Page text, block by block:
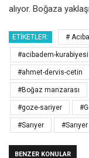
alıyor. Boğaza
ETIKETLER: #
#acibadem-kurabiyesi
#ahmet-dervis-cetin
#Boğaz manzarası
#goze-sariyer
#Sarıyer
BENZER KONULAR